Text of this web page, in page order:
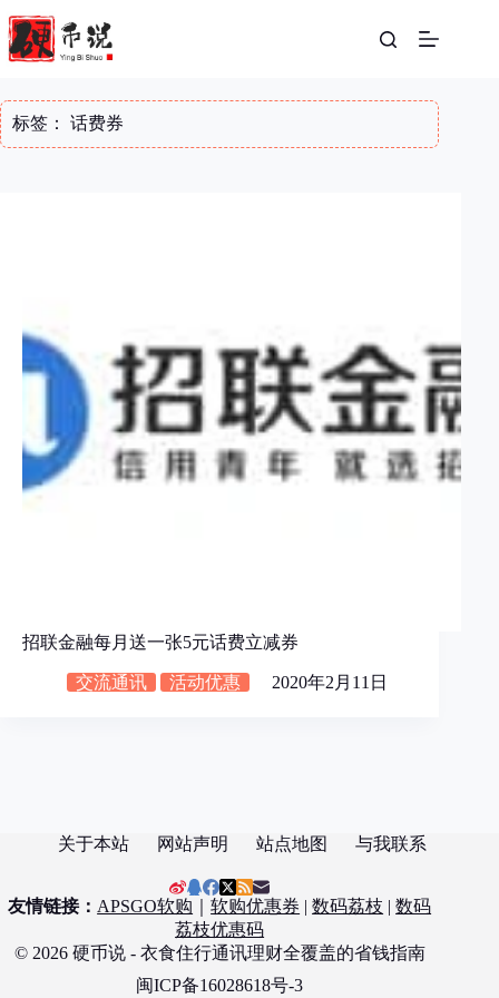
至
内
标签： 话费券
招联金融每月送一张5元话费立减券
交流通讯 活动优惠 2020年2月11日
关于本站 网站声明 站点地图 与我联系
友情链接： APSGO软购 ｜软购优惠券 |数码荔枝 |数码
荔枝优惠码
© 2026 硬币说 - 衣食住行通讯理财全覆盖的省钱指南
闽ICP备16028618号-3